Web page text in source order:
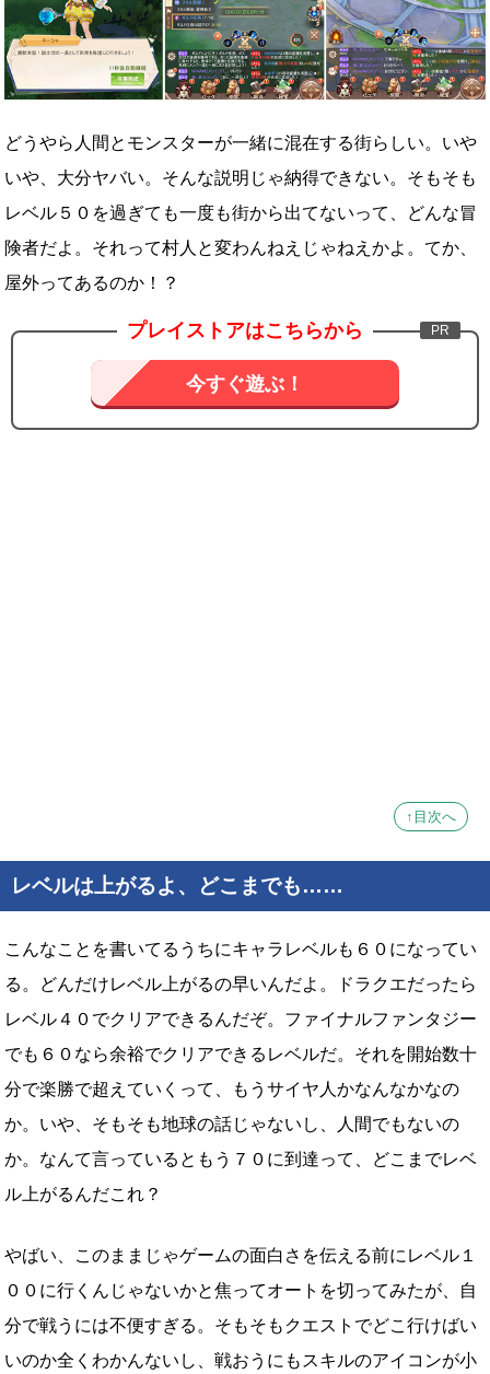
どうやら人間とモンスターが一緒に混在する街らしい。いや
いや、大分ヤバい。そんな説明じゃ納得できない。そもそも
レベル５０を過ぎても一度も街から出てないって、どんな冒
険者だよ。それって村人と変わんねえじゃねえかよ。てか、
屋外ってあるのか！？
プレイストアはこちらから
今すぐ遊ぶ！
↑目次へ
レベルは上がるよ、どこまでも……
こんなことを書いてるうちにキャラレベルも６０になってい
る。どんだけレベル上がるの早いんだよ。ドラクエだったら
レベル４０でクリアできるんだぞ。ファイナルファンタジー
でも６０なら余裕でクリアできるレベルだ。それを開始数十
分で楽勝で超えていくって、もうサイヤ人かなんなかなの
か。いや、そもそも地球の話じゃないし、人間でもないの
か。なんて言っているともう７０に到達って、どこまでレベ
ル上がるんだこれ？
やばい、このままじゃゲームの面白さを伝える前にレベル１
００に行くんじゃないかと焦ってオートを切ってみたが、自
分で戦うには不便すぎる。そもそもクエストでどこ行けばい
いのか全くわかんないし、戦おうにもスキルのアイコンが小